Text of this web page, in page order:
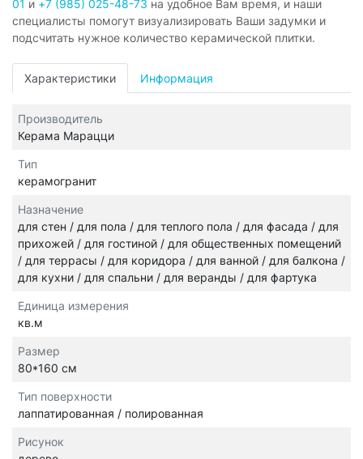
01 и +7 (985) 025-48-73 на удобное Вам время, и наши
специалисты помогут визуализировать Ваши задумки и
подсчитать нужное количество керамической плитки.
Характеристики Информация
Производитель
Керама Марацци
Тип
керамогранит
Назначение
для стен / для пола / для теплого пола / для фасада / для
прихожей / для гостиной / для общественных помещений
/ для террасы / для коридора / для ванной / для балкона /
для кухни / для спальни / для веранды / для фартука
Единица измерения
кв.м
Размер
80*160 см
Тип поверхности
лаппатированная / полированная
Рисунок